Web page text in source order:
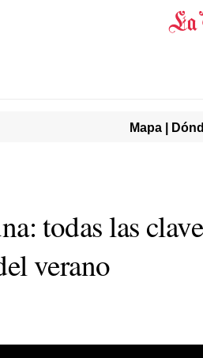
Mapa |
todas las
verano